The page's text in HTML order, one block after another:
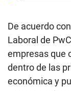
De acuerdo
Laboral de
empresas que
dentro de las
económica y